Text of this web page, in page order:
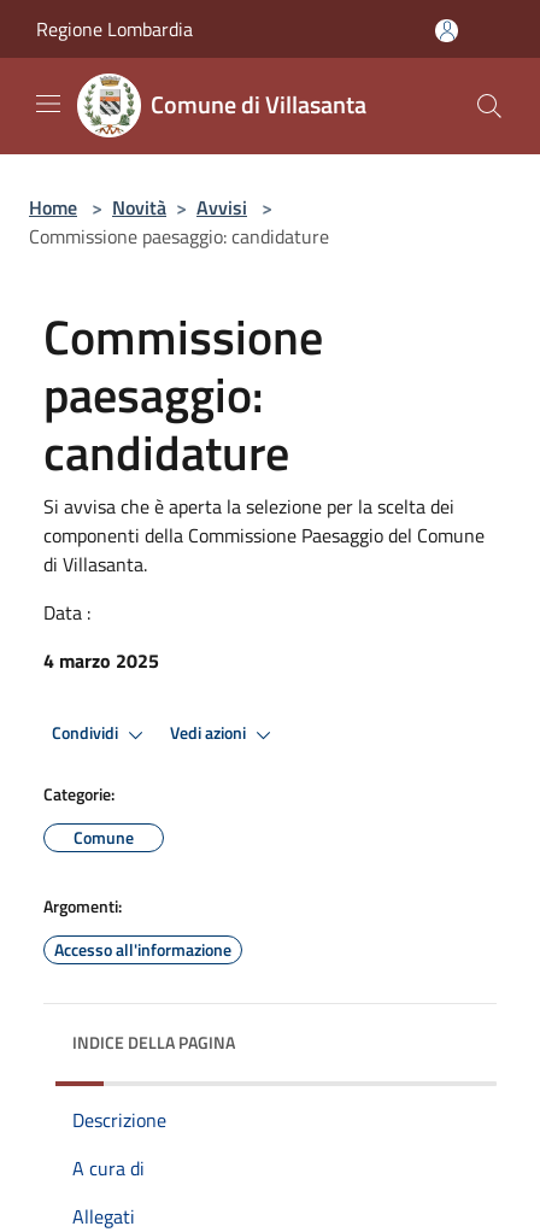
Regione Lombardia
Comune di Villasanta
Home > Novità > Avvisi >
Commissione paesaggio: candidature
Commissione
paesaggio:
candidature
Si avvisa che è aperta la selezione per la scelta dei
componenti della Commissione Paesaggio del Comune
di Villasanta.
Data :
4 marzo 2025
Condividi Vedi azioni
Categorie:
Comune
Argomenti:
Accesso all'informazione
INDICE DELLA PAGINA
Descrizione
A cura di
Allegati